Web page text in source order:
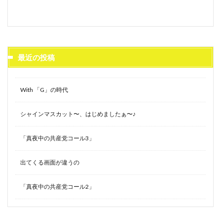
最近の投稿
With 「G」の時代
シャインマスカット〜、はじめましたぁ〜♪
「真夜中の共産党コール3」
出てくる画面が違うの
「真夜中の共産党コール2」